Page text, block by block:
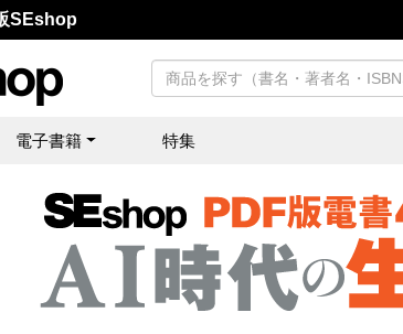
SEshop
電子書籍 特集